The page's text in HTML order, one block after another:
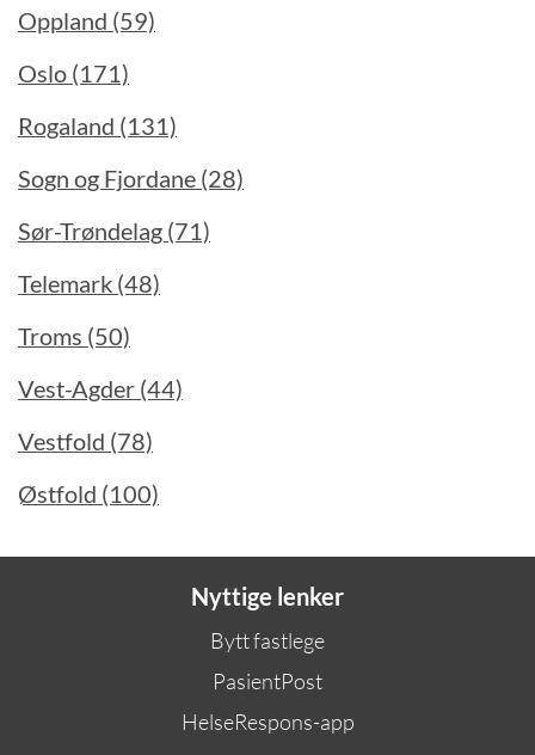
Oppland (59)
Oslo (171)
Rogaland (131)
Sogn og Fjordane (28)
Sør-Trøndelag (71)
Telemark (48)
Troms (50)
Vest-Agder (44)
Vestfold (78)
Østfold (100)
Nyttige lenker
Bytt fastlege
PasientPost
HelseRespons-app